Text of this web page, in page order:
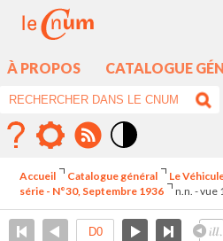
À PROPOS CATALOGUE
élévé
Accueil Catalogue général Le
série - N°30, Septembre 1936
n.n. - vue